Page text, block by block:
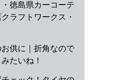
徳島県カーコーテ
ラフトワークス・
供に｜折角なので
たいね！